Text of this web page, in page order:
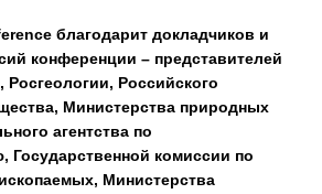
благодарит докладчиков и
конференции – представителей
Российского
Министерства природных
агентства по
Государственной комиссии по
Министерства